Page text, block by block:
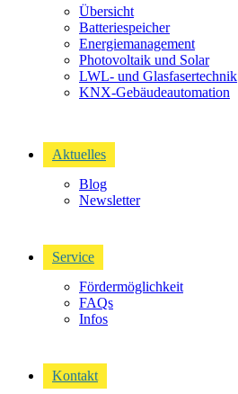
Übersicht
Batteriespeicher
Energiemanagement
Photovoltaik und Solar
LWL- und Glasfasertechnik
KNX-Gebäudeautomation​
Aktuelles
Blog
Newsletter
Service
Fördermöglichkeit
FAQs
Infos
Kontakt